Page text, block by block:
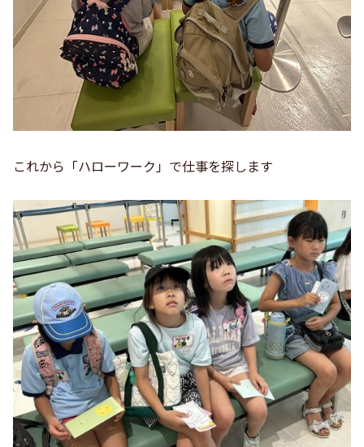
これから「ハローワーク」で仕事を探します